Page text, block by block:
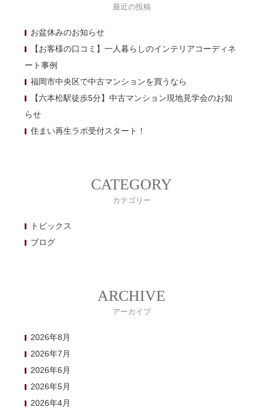
最近の投稿
お盆休みのお知らせ
【お客様の口コミ】一人暮らしのインテリアコーディネ
ート事例
福岡市中央区で中古マンションを買うなら
【六本松駅徒歩5分】中古マンション現地見学会のお知
らせ
住まい再生ラボ受付スタート！
CATEGORY
カテゴリー
トピックス
ブログ
ARCHIVE
アーカイブ
2026年8月
2026年7月
2026年6月
2026年5月
2026年4月